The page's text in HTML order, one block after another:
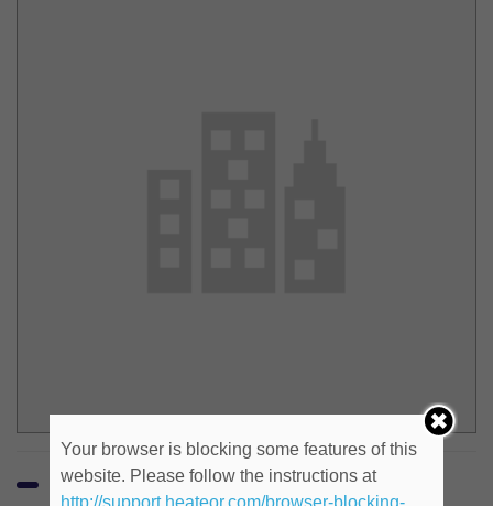
Your browser is blocking some features of this
website. Please follow the instructions at
http://support.heateor.com/browser-blocking-